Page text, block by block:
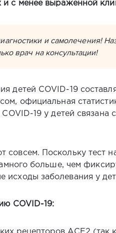
с менее выраженной
и самолечения!
врач на консультации!
детей COVID-19
официальная
19 у детей связана
Поскольку тест
больше, чем
исходы заболевания у
COVID-19: